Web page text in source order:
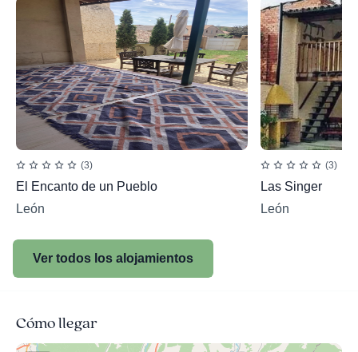
(3)
El Encanto de un Pueblo
León
(3)
Las Singer
León
Ver todos los alojamientos
Cómo llegar